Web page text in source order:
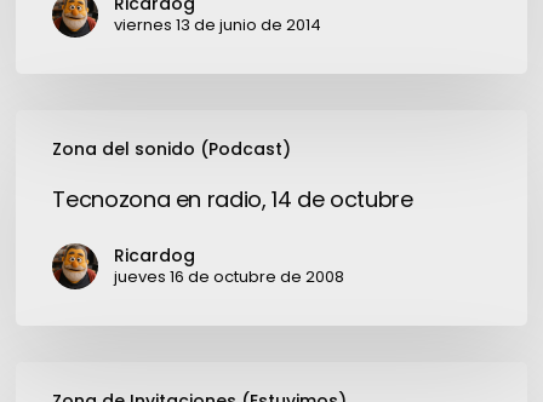
viernes 13 de junio de 2014
Zona del sonido (Podcast)
octubre
Tecnozona en radio, 14 de octubre
Ricardog
jueves 16 de octubre de 2008